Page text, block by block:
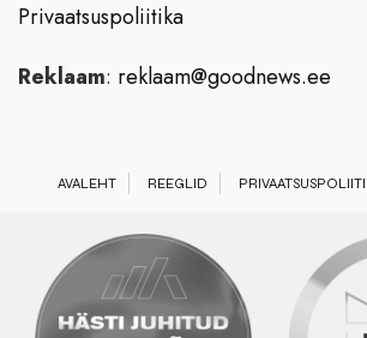
Privaatsuspoliitika
Reklaam: reklaam@goodnews.ee
AVALEHT REEGLID